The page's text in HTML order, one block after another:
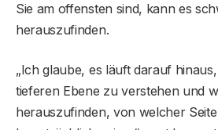
Sie am offensten sind, kann es
herauszufinden.
„Ich glaube, es läuft darauf
tieferen Ebene zu verstehen und
herauszufinden, von welcher